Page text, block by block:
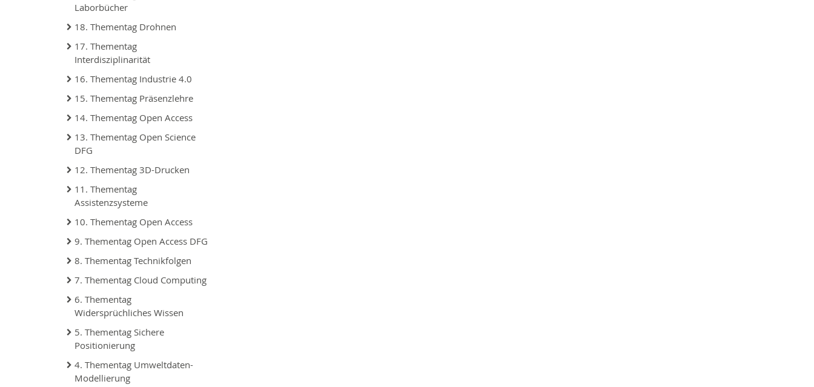
Laborbücher
18. Thementag Drohnen
17. Thementag
Interdisziplinarität
16. Thementag Industrie 4.0
15. Thementag Präsenzlehre
14. Thementag Open Access
13. Thementag Open Science
DFG
12. Thementag 3D-Drucken
11. Thementag
Assistenzsysteme
10. Thementag Open Access
9. Thementag Open Access DFG
8. Thementag Technikfolgen
7. Thementag Cloud Computing
6. Thementag
Widersprüchliches Wissen
5. Thementag Sichere
Positionierung
4. Thementag Umweltdaten-
Modellierung